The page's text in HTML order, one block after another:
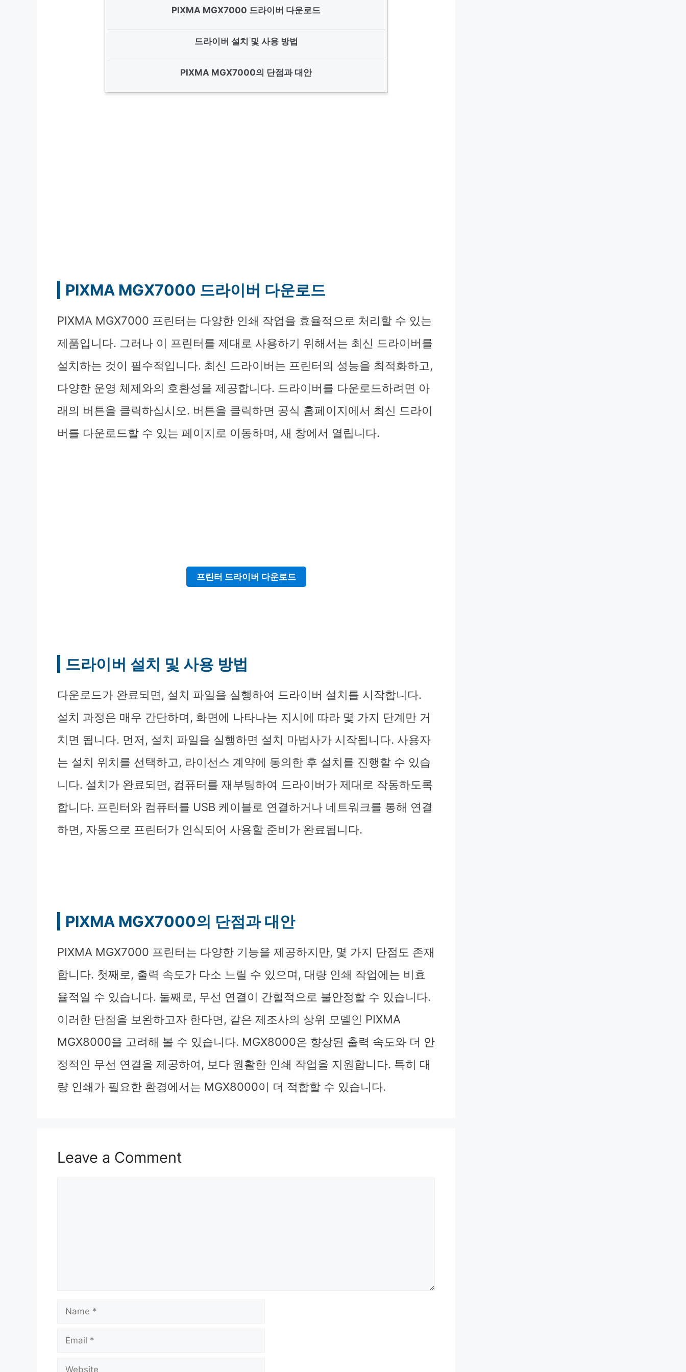
PIXMA MGX7000 드라이버 다운로드
드라이버 설치 및 사용 방법
PIXMA MGX7000의 단점과 대안
PIXMA MGX7000 드라이버 다운로드
PIXMA MGX7000 프린터는 다양한 인쇄 작업을 효율적으로 처리할 수 있는
제품입니다. 그러나 이 프린터를 제대로 사용하기 위해서는 최신 드라이버를
설치하는 것이 필수적입니다. 최신 드라이버는 프린터의 성능을 최적화하고,
다양한 운영 체제와의 호환성을 제공합니다. 드라이버를 다운로드하려면 아
래의 버튼을 클릭하십시오. 버튼을 클릭하면 공식 홈페이지에서 최신 드라이
버를 다운로드할 수 있는 페이지로 이동하며, 새 창에서 열립니다.
프린터 드라이버 다운로드
드라이버 설치 및 사용 방법
다운로드가 완료되면, 설치 파일을 실행하여 드라이버 설치를 시작합니다.
설치 과정은 매우 간단하며, 화면에 나타나는 지시에 따라 몇 가지 단계만 거
치면 됩니다. 먼저, 설치 파일을 실행하면 설치 마법사가 시작됩니다. 사용자
는 설치 위치를 선택하고, 라이선스 계약에 동의한 후 설치를 진행할 수 있습
니다. 설치가 완료되면, 컴퓨터를 재부팅하여 드라이버가 제대로 작동하도록
합니다. 프린터와 컴퓨터를 USB 케이블로 연결하거나 네트워크를 통해 연결
하면, 자동으로 프린터가 인식되어 사용할 준비가 완료됩니다.
PIXMA MGX7000의 단점과 대안
PIXMA MGX7000 프린터는 다양한 기능을 제공하지만, 몇 가지 단점도 존재
합니다. 첫째로, 출력 속도가 다소 느릴 수 있으며, 대량 인쇄 작업에는 비효
율적일 수 있습니다. 둘째로, 무선 연결이 간헐적으로 불안정할 수 있습니다.
이러한 단점을 보완하고자 한다면, 같은 제조사의 상위 모델인 PIXMA
MGX8000을 고려해 볼 수 있습니다. MGX8000은 향상된 출력 속도와 더 안
정적인 무선 연결을 제공하여, 보다 원활한 인쇄 작업을 지원합니다. 특히 대
량 인쇄가 필요한 환경에서는 MGX8000이 더 적합할 수 있습니다.
Leave a Comment
Name
Email
Website